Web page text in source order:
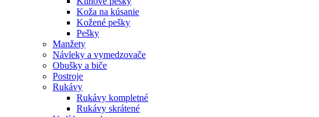
Koža na kúsanie
Kožené pešky
Pešky
Manžety
Návleky a vymedzovače
Obušky a biče
Postroje
Rukávy
Rukávy kompletné
Rukávy skrátené